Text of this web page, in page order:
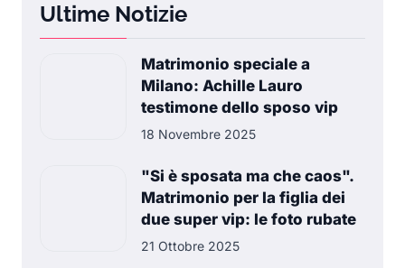
Ultime Notizie
Matrimonio speciale a
Milano: Achille Lauro
testimone dello sposo vip
18 Novembre 2025
"Si è sposata ma che caos".
Matrimonio per la figlia dei
due super vip: le foto rubate
21 Ottobre 2025